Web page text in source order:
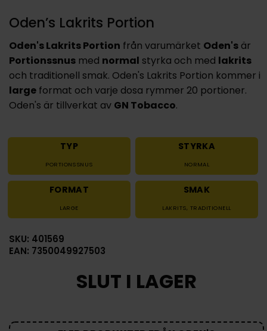
Oden’s Lakrits Portion
Oden's Lakrits Portion från varumärket Oden's är
Portionssnus med normal styrka och med lakrits
och traditionell smak. Oden's Lakrits Portion kommer i
large format och varje dosa rymmer 20 portioner.
Oden's är tillverkat av GN Tobacco.
TYP
PORTIONSSNUS
STYRKA
NORMAL
FORMAT
LARGE
SMAK
LAKRITS, TRADITIONELL
SKU: 401569
EAN: 7350049927503
SLUT I LAGER